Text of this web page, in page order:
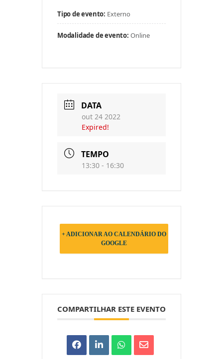
Tipo de evento: Externo
Modalidade de evento: Online
DATA
out 24 2022
Expired!
TEMPO
13:30 - 16:30
+ ADICIONAR AO CALENDÁRIO DO
GOOGLE
COMPARTILHAR ESTE EVENTO